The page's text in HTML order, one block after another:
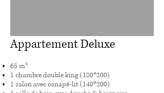
Appartement Deluxe
65 m²
1 chambre double king (180*200)
1 salon avec canapé-lit (140*200)